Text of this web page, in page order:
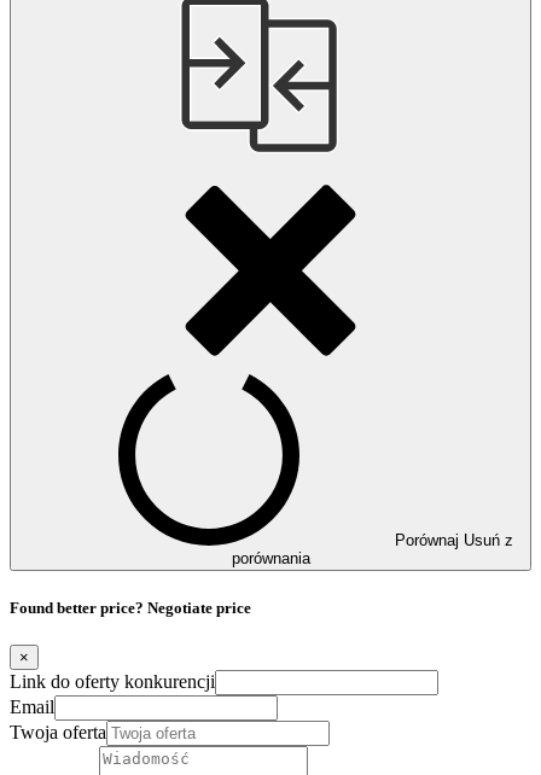
Porównaj Usuń z
porównania
Found better price? Negotiate price
×
Link do oferty konkurencji
Email
Twoja oferta